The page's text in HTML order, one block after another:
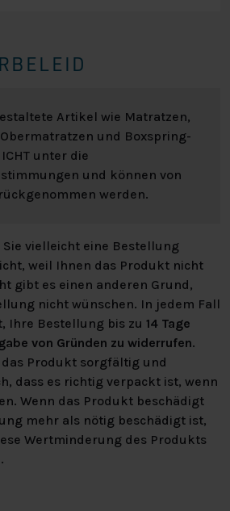
Artikel wie Matratzen,
und Boxspring-
unter die
und können von
werden.
vielleicht eine Bestellung
weil Ihnen das Produkt nicht
gibt es einen anderen Grund,
nicht wünschen. In jedem Fall
Ihre Bestellung bis zu 14 Tage
von Gründen zu widerrufen.
Produkt sorgfältig und
dass es richtig verpackt ist, wenn
Wenn das Produkt beschädigt
mehr als nötig beschädigt ist,
Wertminderung des Produkts